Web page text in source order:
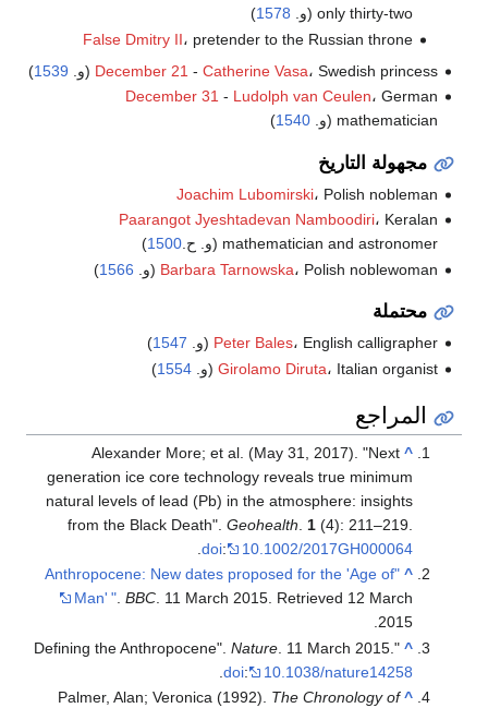
only thirty-two (و.
1578
)
False Dmitry II، pretender to the Russian throne
December 21 - Catherine Vasa، Swedish princess (و. 1539
)
December 31 - Ludolph van Ceulen، German
mathematician (و.
1540
)
مجهولة التاريخ
Joachim Lubomirski، Polish nobleman
Paarangot Jyeshtadevan Namboodiri، Keralan
mathematician and astronomer (و. ح.
1500
)
Barbara Tarnowska، Polish noblewoman (و. 1566
)
محتملة
Peter Bales، English calligrapher (و. 1547
)
Girolamo Diruta، Italian organist (و. 1554
)
المراجع
^
Alexander More; et al. (May 31, 2017). "Next
generation ice core technology reveals true minimum
natural levels of lead (Pb) in the atmosphere: insights
from the Black Death".Geohealth 1 (4): 211–219.
doi: 10.1002/2017GH000064
.
^
"Anthropocene: New dates proposed for the 'Age of
Man' ".BBC. 11 March 2015. Retrieved 12 March
2015
.
^
"Defining the Anthropocene".
Nature . 11 March 2015.
doi: 10.1038/nature14258
.
^
Palmer, Alan; Veronica (1992). The Chronology of